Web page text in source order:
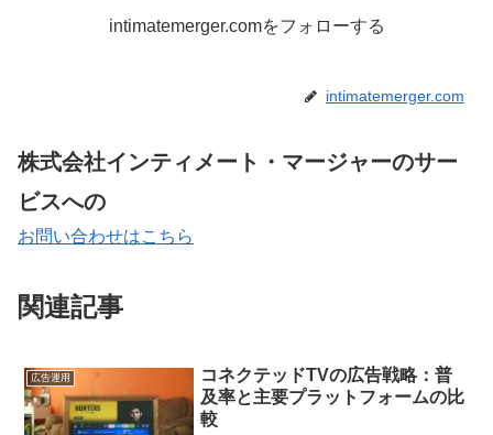
intimatemerger.comをフォローする
intimatemerger.com
株式会社インティメート・マージャーのサー
ビスへの
お問い合わせはこちら
関連記事
広告運用
コネクテッドTVの広告戦略：普
及率と主要プラットフォームの比
較